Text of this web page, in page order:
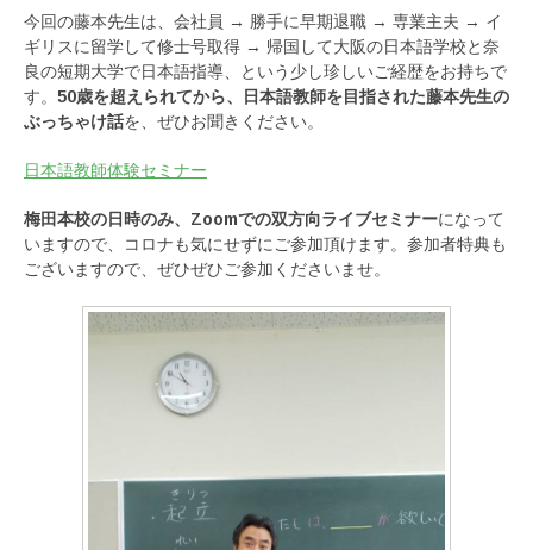
今回の藤本先生は、会社員 → 勝手に早期退職 → 専業主夫 → イ
ギリスに留学して修士号取得 → 帰国して大阪の日本語学校と奈
良の短期大学で日本語指導、という少し珍しいご経歴をお持ちで
す。 50歳を超えられてから、日本語教師を目指された藤本先生の
ぶっちゃけ話を、ぜひお聞きください。
日本語教師体験セミナー
梅田本校の日時のみ、Zoomでの双方向ライブセミナーになって
いますので、コロナも気にせずにご参加頂けます。参加者特典も
ございますので、ぜひぜひご参加くださいませ。